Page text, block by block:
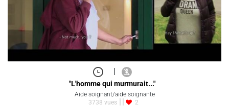
|
"L'homme qui murmurait..."
Aide soignant/aide soignante
3738 vues
2